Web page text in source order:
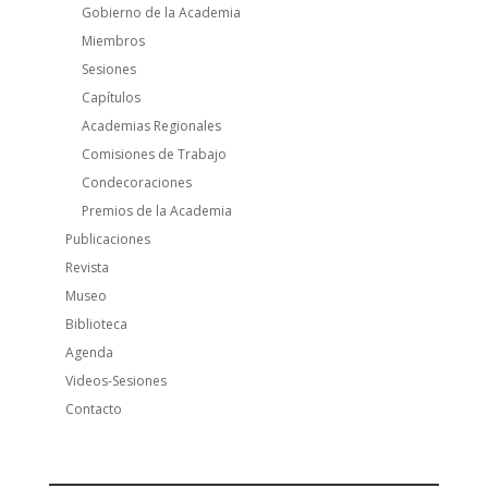
Gobierno de la Academia
Miembros
Sesiones
Capítulos
Academias Regionales
Comisiones de Trabajo
Condecoraciones
Premios de la Academia
Publicaciones
Revista
Museo
Biblioteca
Agenda
Videos-Sesiones
Contacto